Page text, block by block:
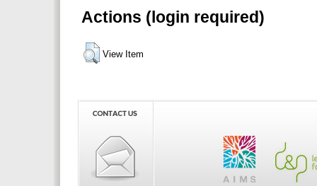
Actions (login required)
View Item